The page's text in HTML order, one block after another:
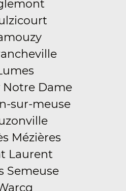
Notre Dame
sur-meuse
Mézières
Laurent
Semeuse